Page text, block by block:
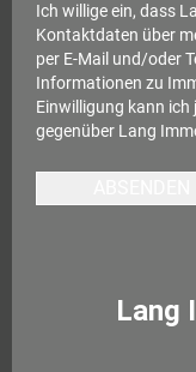
Ich willige ein, dass
Kontaktdaten über
per E-Mail und/oder
Informationen zu
Einwilligung kann
gegenüber Lang
Lang